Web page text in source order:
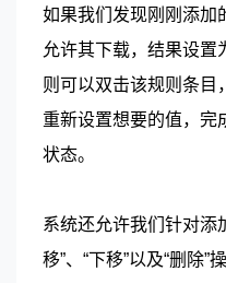
如果我们发现刚刚添加
允许其下载，结果设置
则可以双击该规则条目
重新设置想要的值，完
状态。
系统还允许我们针对添
移”、“下移”以及“删除